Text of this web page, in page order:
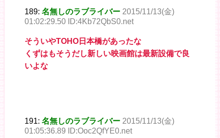
189: 名無しのラブライバー 2015/11/13(金)
01:02:29.50 ID:4Kb72QbS0.net
そういやTOHO日本橋があったな
くずはもそうだし新しい映画館は最新設備で良
いよな
191: 名無しのラブライバー 2015/11/13(金)
01:05:36.89 ID:Ooc2QfYE0.net